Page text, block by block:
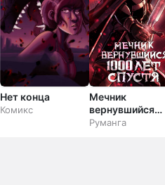
Нет конца
Комикс
Мечник
вернувшийся
1000 лет спустя
Руманга